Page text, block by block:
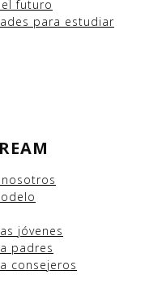
futuro
para estudiar
jóvenes
padres
consejeros